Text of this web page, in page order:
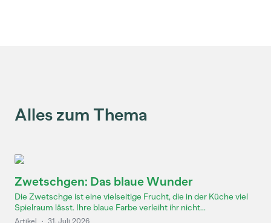
Alles zum Thema
Zwetschgen: Das blaue Wunder
Die Zwetschge ist eine vielseitige Frucht, die in der Küche viel
Spielraum lässt. Ihre blaue Farbe verleiht ihr nicht...
Artikel · 31. Juli 2026